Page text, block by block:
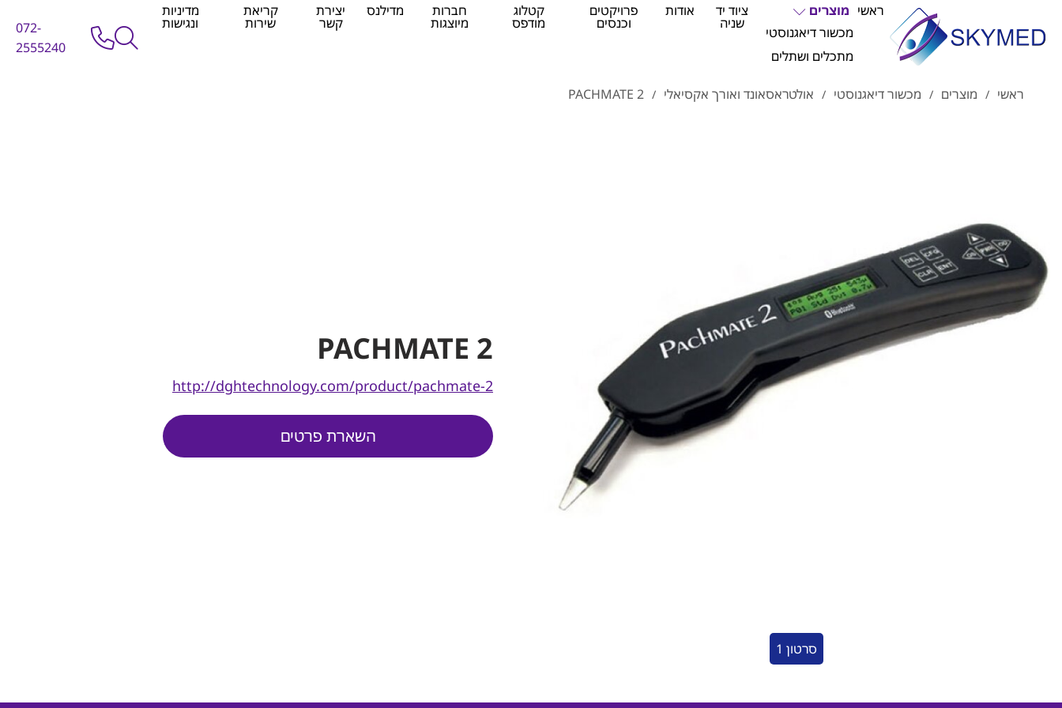
ראשי מוצרים
מכשור דיאגנוסטי
מתכלים ושתלים
ציוד יד
שניה
אודות פרויקטים
וכנסים
קטלוג
מודפס
חברות
מיוצגות
מדילנס יצירת
קשר
קריאת
שירות
מדיניות
ונגישות
072-
2555240
ראשי / מוצרים / מכשור דיאגנוסטי / אולטראסאונד ואורך אקסיאלי /
PACHMATE 2
סרטון 1
PACHMATE 2
http://dghtechnology.com/product/pachmate-2
השארת פרטים